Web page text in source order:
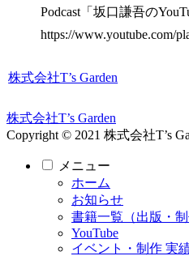
Podcast「坂口謙吾の
https://www.youtube.com/
株式会社T’s Garden
株式会社T’s Garden
Copyright © 2021 株式会社T’s
メニュー
ホーム
お知らせ
書籍一覧（出版・
YouTube
イベント・制作 実